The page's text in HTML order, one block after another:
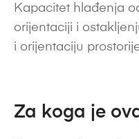
Kapacitet hlađenja
orijentaciji i
i orijentaciju
Za koga je